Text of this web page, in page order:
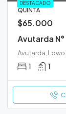
DESTACADO
QUINTA
$65.000
Avutarda
1 1